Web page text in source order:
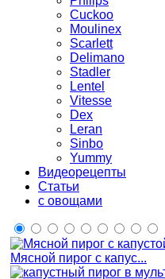
Cuckoo
Moulinex
Scarlett
Delimano
Stadler
Lentel
Vitesse
Dex
Leran
Sinbo
Yummy
Видеорецепты
Статьи
с овощами
Мясной пирог с капус...